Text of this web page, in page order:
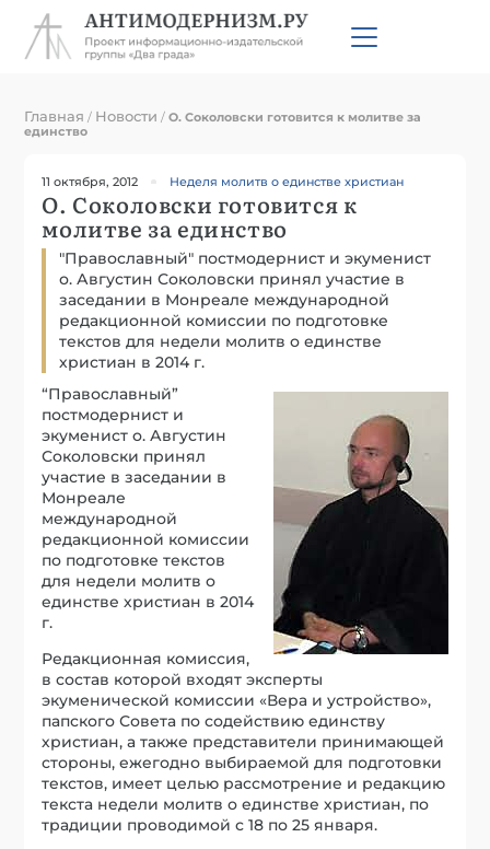
Главная / Новости /О. Соколовски готовится к молитве за
единство
11 октября, 2012 Неделя молитв о единстве христиан
О. Соколовски готовится к
молитве за единство
"Православный" постмодернист и экуменист
о. Августин Соколовски принял участие в
заседании в Монреале международной
редакционной комиссии по подготовке
текстов для недели молитв о единстве
христиан в 2014 г.
“Православный”
постмодернист и
экуменист о. Августин
Соколовски принял
участие в заседании в
Монреале
международной
редакционной комиссии
по подготовке текстов
для недели молитв о
единстве христиан в 2014
г.
Редакционная комиссия,
в состав которой входят эксперты
экуменической комиссии «Вера и устройство»,
папского Совета по содействию единству
христиан, а также представители принимающей
стороны, ежегодно выбираемой для подготовки
текстов, имеет целью рассмотрение и редакцию
текста недели молитв о единстве христиан, по
традиции проводимой с 18 по 25 января.